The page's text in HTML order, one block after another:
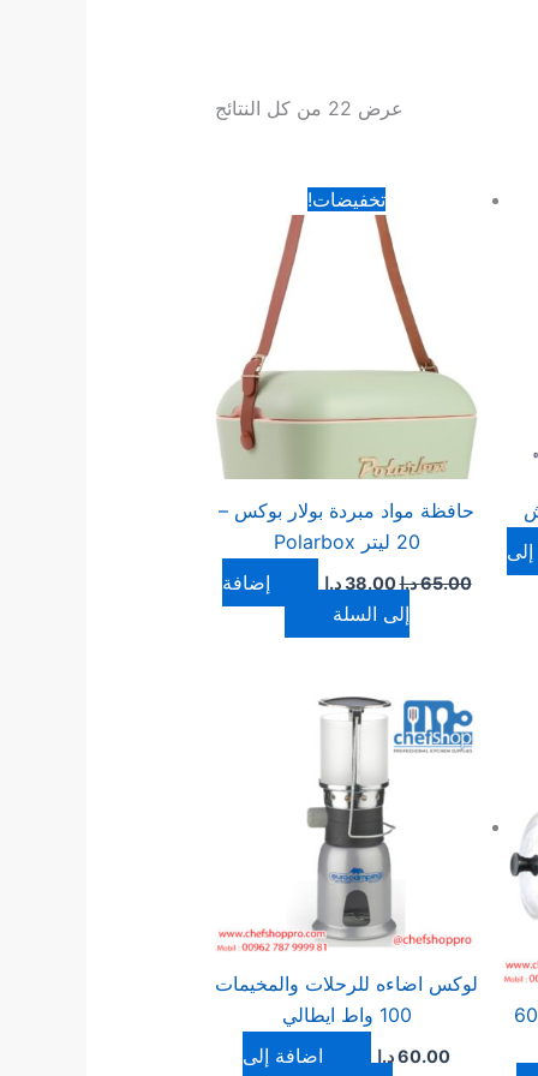
عرض ⁦22⁩ من كل النتائج
تخفيضات!
حافظة مواد مبردة بولار بوكس –
20 ليتر Polarbox
65.00د.ا
السعر
الأصلي
هو:
65.00 د.ا.
38.00 د.ا
السعر
الحالي
38.00 د.ا.
إضافة
إلى السلة
ماء كهربائي 600
لوكس اضاءه للرحلات والمخيمات
100 واط ايطالي
60.00د.ا
إضافة إلى